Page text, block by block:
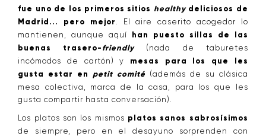
fue uno de los primeros sitios healthydeliciosos de
Madrid... pero mejor
. El aire caserito acogedor lo
mantienen, aunque aquí
han puesto sillas de las
buenas trasero-friendly(nada de taburetes
incómodos de cartón) y mesas para los que les
gusta estar enpetit comité (además de su clásica
mesa colectiva, marca de la casa, para los que les
gusta compartir hasta conversación).
Los platos son los mismos platos sanos sabrosísimos
de siempre, pero en el desayuno sorprenden con